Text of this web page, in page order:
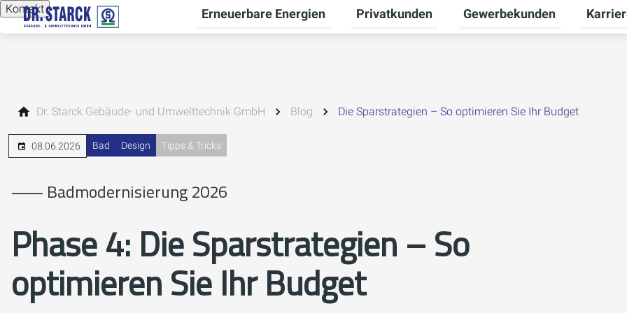
Kontakt Erneuerbare Energien
Untermenü für Erneuerbare Energien umschalten
Privatkunden
Untermenü für Privatkunden
Gewerbekunden
Dr. Starck Gebäude- und Umwelttechnik GmbH Blog Die Sparstrategien – So optimieren Sie Ihr Budget
08.06.2026 Bad Design Tipps & Tricks
⸺ Badmodernisierung 2026
Phase 4: Die Sparstrategien – So
optimieren Sie Ihr Budget